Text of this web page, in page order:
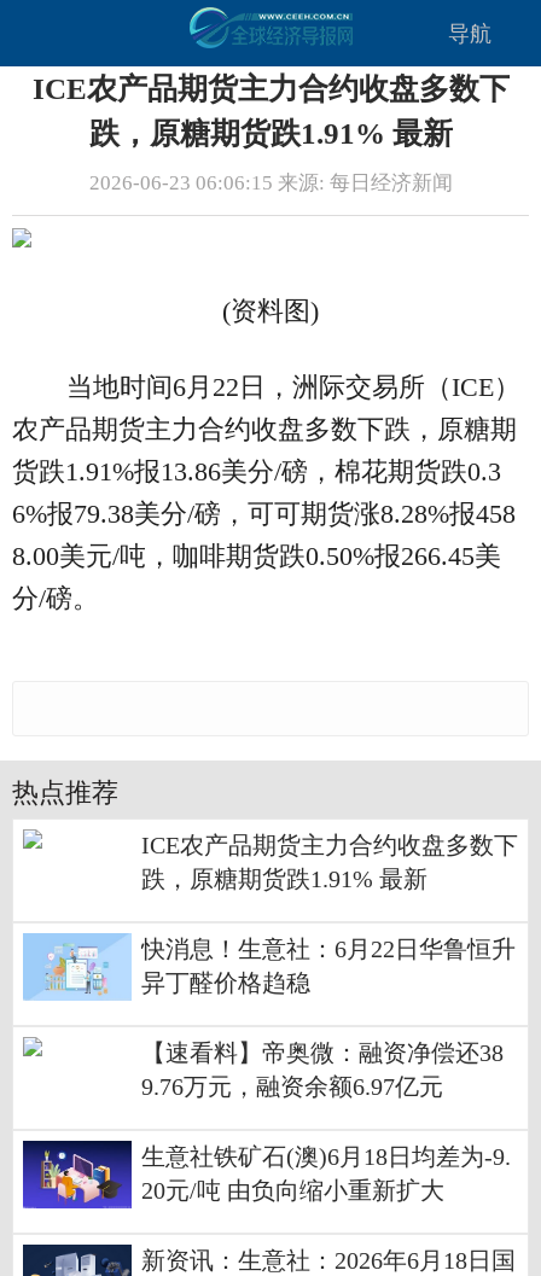
导航
ICE农产品期货主力合约收盘多数下
跌，原糖期货跌1.91% 最新
2026-06-23 06:06:15 来源: 每日经济新闻
(资料图)
当地时间6月22日，洲际交易所（ICE）
农产品期货主力合约收盘多数下跌，原糖期
货跌1.91%报13.86美分/磅，棉花期货跌0.3
6%报79.38美分/磅，可可期货涨8.28%报458
8.00美元/吨，咖啡期货跌0.50%报266.45美
分/磅。
热点推荐
ICE农产品期货主力合约收盘多数下
跌，原糖期货跌1.91% 最新
快消息！生意社：6月22日华鲁恒升
异丁醛价格趋稳
【速看料】帝奥微：融资净偿还38
9.76万元，融资余额6.97亿元
生意社铁矿石(澳)6月18日均差为-9.
20元/吨 由负向缩小重新扩大
新资讯：生意社：2026年6月18日国